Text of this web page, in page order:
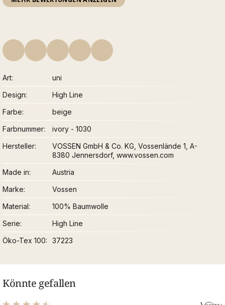
Art
uni
Design
High Line
Farbe
beige
Farbnummer
ivory - 1030
Hersteller
VOSSEN GmbH & Co. KG, Vossenlände 1, A-
8380 Jennersdorf, www.vossen.com
Made in
Austria
Marke
Vossen
Material
100% Baumwolle
Serie
High Line
Öko-Tex 100
37223
Könnte gefallen